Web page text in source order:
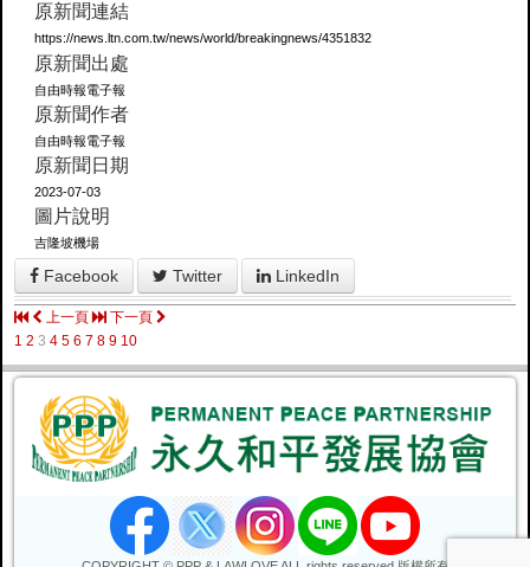
原新聞連結
https://news.ltn.com.tw/news/world/breakingnews/4351832
原新聞出處
自由時報電子報
原新聞作者
自由時報電子報
原新聞日期
2023-07-03
圖片說明
吉隆坡機場
Facebook Twitter LinkedIn
上一頁
下一頁
1 2 3 4 5 6 7 8 9 10